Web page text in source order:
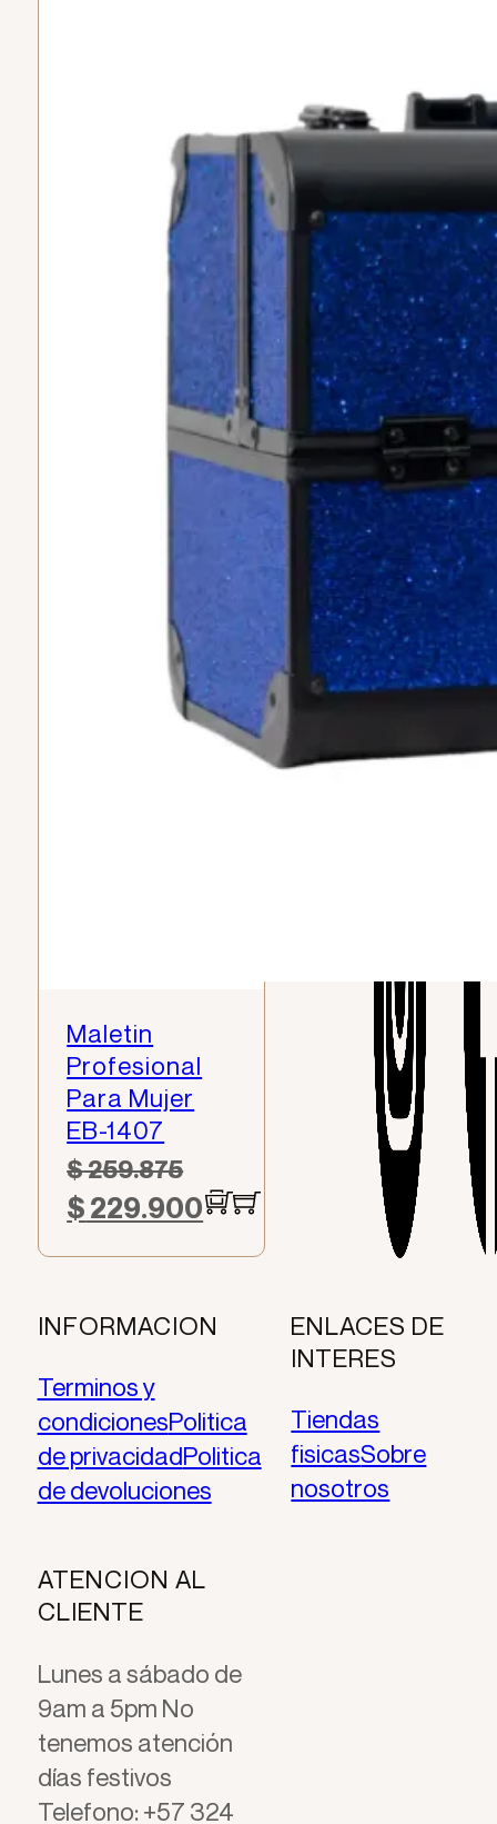
Maletin
Profesional
Para Mujer
EB-1407
$259.875
El
precio
era:
$ 259.875.
$229.900El
precio
es:
$ 229.900.
INFORMACION
Terminos y
condicionesPolitica
de privacidadPolitica
de devoluciones
ENLACES DE
INTERES
Tiendas
fisicasSobre
nosotros
ATENCION AL
CLIENTE
Lunes a sábado de
9am a 5pm No
tenemos atención
días festivos
Telefono: +57 324